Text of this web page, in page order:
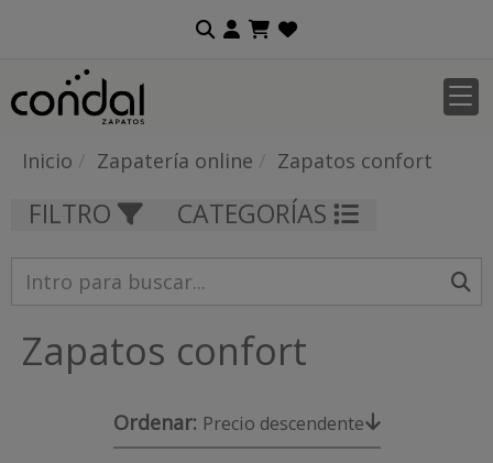
Inicio Zapatería online Zapatos confort
FILTRO CATEGORÍAS
Zapatos confort
Ordenar: Precio descendente